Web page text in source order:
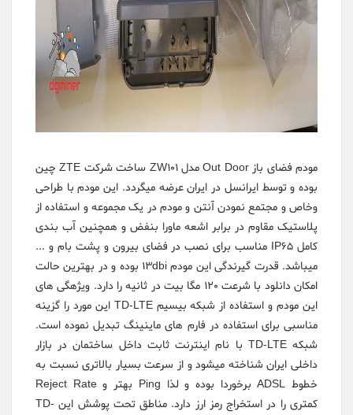
مودم فضای باز Out Door مدل ZW101 ساخت شرکت ZTE چین
بوده و توسط ایرانسل در ایران عرضه میگردد. این مودم با طراحی
وخاص و مجتمع نمودن آنتن و مودم در یک مجموعه و استفاده از
پلاستیک مقاوم در برابر اشعه ماورا بنفض و همچنین آب بندی
کامل IP65 مناسب برای نصب در فضای بیرون و پشت بام و ...
میباشد. قدرت گیرندگی این مودم 13dbi بوده و در بهترین حالت
امکان دانلود با شرعت 120 مگا بیت در ثانیه را دارد. ویژهگی های
این مودم و استفاده از شبکه بیسیم TD-LTE این مورد را گزینه
مناسبی برای استفاده در فارم های ماینینگ تبدیل نموده است.
شبکه TD-LTE با نام اینترنت ثابت داخل ساختمان در بازار
داخلی ایران شناخته میشود و از سرعت بسیار بالاتری نسبت به
خطوط ADSL برخوردا بوده و لذا Ping بهتر و Reject Rate
کمتری را در استخراج رمز ارز دارد. مناطق تحت پوشش این TD-